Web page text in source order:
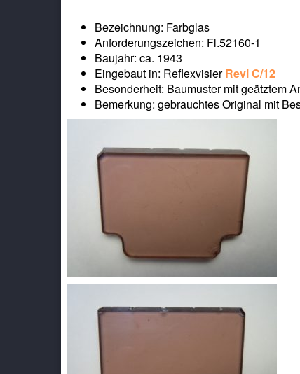
Bezeichnung: Farbglas
Anforderungszeichen: Fl.52160-1
Baujahr: ca. 1943
Eingebaut in: ReflexvisierRevi C/12
Besonderheit: Baumuster mit geätztem
Bemerkung: gebrauchtes Original mit